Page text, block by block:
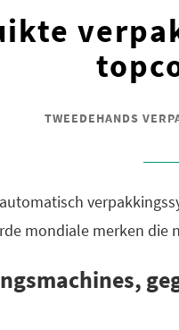
TWEEDEHANDS
mondiale merken